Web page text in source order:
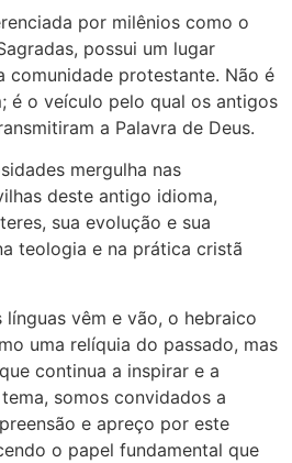
por milênios como o
possui um lugar
comunidade protestante. Não é
é o veículo pelo qual os antigos
a Palavra de Deus.
mergulha nas
deste antigo idioma,
sua evolução e sua
teologia e na prática cristã
línguas vêm e vão, o hebraico
uma relíquia do passado, mas
continua a inspirar e a
somos convidados a
e apreço por este
o papel fundamental que